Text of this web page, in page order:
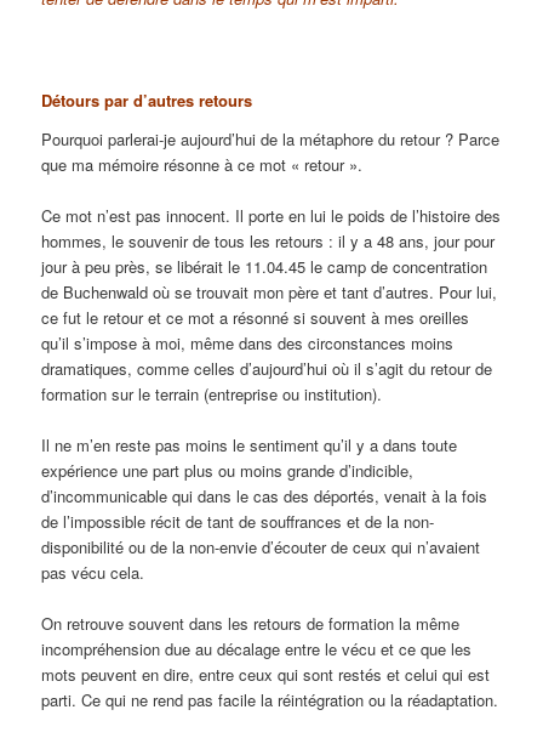
Détours par d’autres retours
Pourquoi parlerai-je aujourd’hui de la métaphore du retour ? Parce
que ma mémoire résonne à ce mot « retour ».
Ce mot n’est pas innocent. Il porte en lui le poids de l’histoire des
hommes, le souvenir de tous les retours : il y a 48 ans, jour pour
jour à peu près, se libérait le 11.04.45 le camp de concentration
de Buchenwald où se trouvait mon père et tant d’autres. Pour lui,
ce fut le retour et ce mot a résonné si souvent à mes oreilles
qu’il s’impose à moi, même dans des circonstances moins
dramatiques, comme celles d’aujourd’hui où il s’agit du retour de
formation sur le terrain (entreprise ou institution).
Il ne m’en reste pas moins le sentiment qu’il y a dans toute
expérience une part plus ou moins grande d’indicible,
d’incommunicable qui dans le cas des déportés, venait à la fois
de l’impossible récit de tant de souffrances et de la non-
disponibilité ou de la non-envie d’écouter de ceux qui n’avaient
pas vécu cela.
On retrouve souvent dans les retours de formation la même
incompréhension due au décalage entre le vécu et ce que les
mots peuvent en dire, entre ceux qui sont restés et celui qui est
parti. Ce qui ne rend pas facile la réintégration ou la réadaptation.